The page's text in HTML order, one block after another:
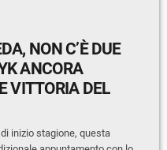
NON C’È DUE
ANCORA
VITTORIA DEL
inizio stagione, questa